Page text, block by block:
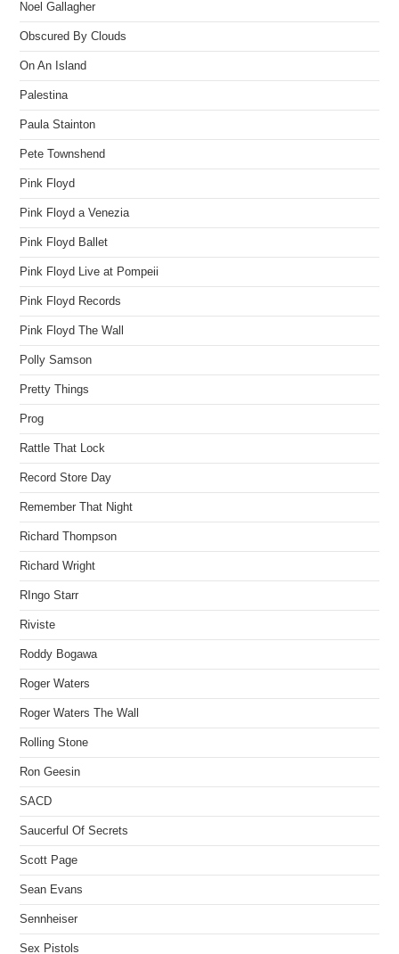
Noel Gallagher
Obscured By Clouds
On An Island
Palestina
Paula Stainton
Pete Townshend
Pink Floyd
Pink Floyd a Venezia
Pink Floyd Ballet
Pink Floyd Live at Pompeii
Pink Floyd Records
Pink Floyd The Wall
Polly Samson
Pretty Things
Prog
Rattle That Lock
Record Store Day
Remember That Night
Richard Thompson
Richard Wright
RIngo Starr
Riviste
Roddy Bogawa
Roger Waters
Roger Waters The Wall
Rolling Stone
Ron Geesin
SACD
Saucerful Of Secrets
Scott Page
Sean Evans
Sennheiser
Sex Pistols